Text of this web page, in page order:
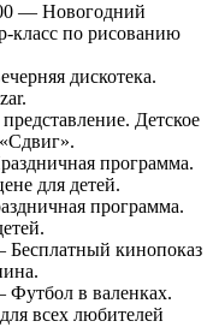
— Новогодний
класс по рисованию
дискотека.
Детское
программа.
для детей.
программа.
кинопоказ
в валенках.
всех любителей